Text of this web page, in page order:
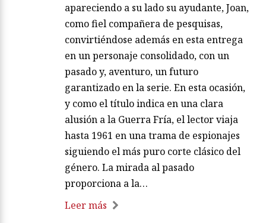
apareciendo a su lado su ayudante, Joan,
como fiel compañera de pesquisas,
convirtiéndose además en esta entrega
en un personaje consolidado, con un
pasado y, aventuro, un futuro
garantizado en la serie. En esta ocasión,
y como el título indica en una clara
alusión a la Guerra Fría, el lector viaja
hasta 1961 en una trama de espionajes
siguiendo el más puro corte clásico del
género. La mirada al pasado
proporciona a la…
Leer más